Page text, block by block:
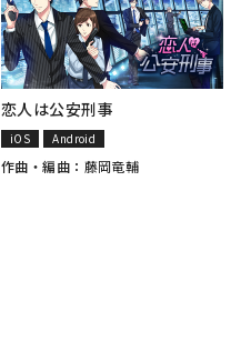
恋人は公安刑事
iOS Android
作曲・編曲： 藤岡竜輔